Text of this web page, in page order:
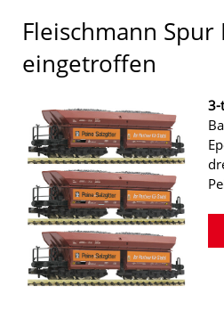
Fleischmann Spur
eingetroffen
3-